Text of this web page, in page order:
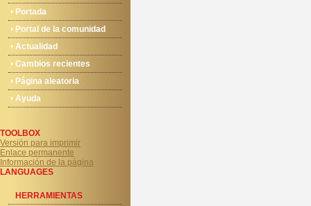
Portada
Portal de la comunidad
Actualidad
Cambios recientes
Página aleatoria
Ayuda
TOOLBOX
Versión para imprimir
Enlace permanente
Información de la página
LANGUAGES
HERRAMIENTAS